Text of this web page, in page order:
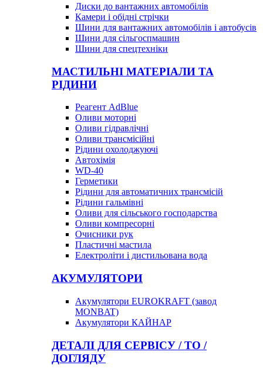
Диски до вантажних автомобілів
Камери і обідні стрічки
Шини для вантажних автомобілів і автобусів
Шини для сільгоспмашин
Шини для спецтехніки
МАСТИЛЬНІ МАТЕРІАЛИ ТА
РІДИНИ
Реагент AdBlue
Оливи моторні
Оливи гідравлічні
Оливи трансмісійні
Рідини охолоджуючі
Автохімія
WD-40
Герметики
Рідини для автоматичних трансмісій
Рідини гальмівні
Оливи для сільського господарства
Оливи компресорні
Очисники рук
Пластичні мастила
Електроліти і дистильована вода
АКУМУЛЯТОРИ
Акумулятори EUROKRAFT (завод
MONBAT)
Акумулятори КАЙНАР
ДЕТАЛІ ДЛЯ СЕРВІСУ / ТО /
ДОГЛЯДУ